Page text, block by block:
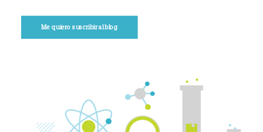
Me quiero suscribir al blog